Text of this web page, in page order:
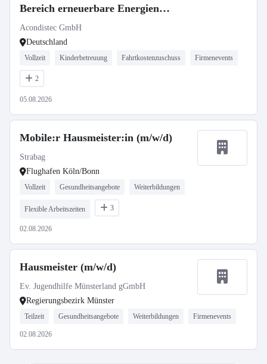
Bereich erneuerbare Energien
(m/w/d)
Acondistec GmbH
Deutschland
Vollzeit Kinderbetreuung Fahrtkostenzuschuss Firmenevents
2
05.08.2026
Mobile:r Hausmeister:in (m/w/d)
Strabag
Flughafen Köln/Bonn
Vollzeit Gesundheitsangebote Weiterbildungen
Flexible Arbeitszeiten 3
02.08.2026
Hausmeister (m/w/d)
Ev. Jugendhilfe Münsterland gGmbH
Regierungsbezirk Münster
Teilzeit Gesundheitsangebote Weiterbildungen Firmenevents
02.08.2026